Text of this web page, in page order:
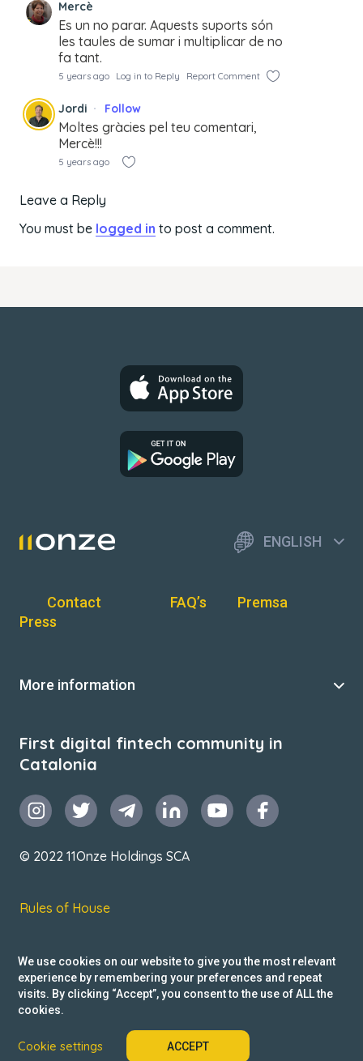
Mercè
Es un no parar. Aquests suports són
les taules de sumar i multiplicar de no
fa tant.
5 years ago Log in to Reply Report Comment
Jordi Follow
Moltes gràcies pel teu comentari,
Mercè!!!
5 years ago
Leave a Reply
You must be logged in to post a comment.
ENGLISH
Contact FAQ’s
Premsa
Press
More information
First digital fintech community in
Catalonia
© 2022 11Onze Holdings SCA
Rules of House
Privacy Policy
Reclamacions
We use cookies on our website to give you the most relevant
experience by remembering your preferences and repeat
visits. By clicking “Accept”, you consent to the use of ALL the
cookies.
Cookie settings ACCEPT